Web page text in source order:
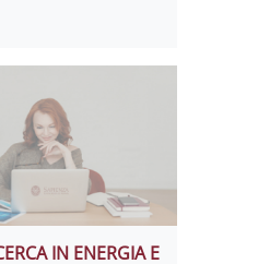
IN ENERGIA E